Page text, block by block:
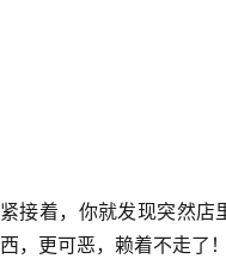
紧接着，你就发现突然店
西，更可恶，赖着不走了！